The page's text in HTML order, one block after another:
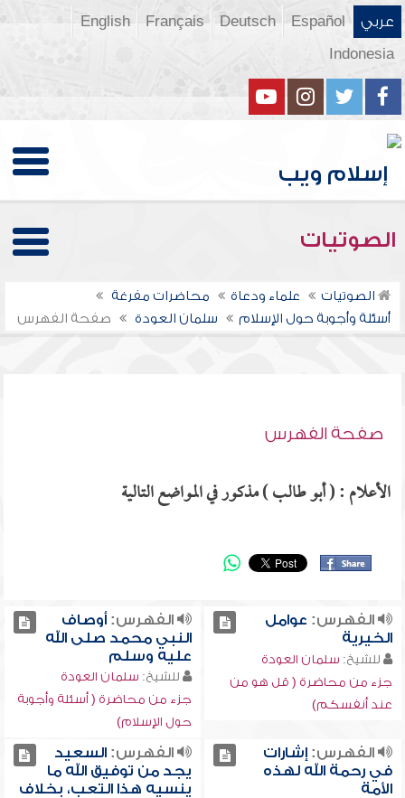
عربي Español
Deutsch
Français
English
Indonesia
الصوتيات
الصوتيات علماء ودعاة
محاضرات مفرغة
أسئلة وأجوبة حول الإسلام
سلمان العودة صفحة الفهرس
صفحة الفهرس
الأعلام : ( أبو طالب ) مذكور في المواضع التالية
الفهرس: عوامل
الخيرية
للشيخ: سلمان العودة
جزء من محاضرة ( قل هو من
عند أنفسكم)
الفهرس:أوصاف
النبي محمد صلى الله
عليه وسلم
للشيخ: سلمان العودة
جزء من محاضرة ( أسئلة وأجوبة
حول الإسلام)
الفهرس:إشارات
في رحمة الله لهذه
الأمة
الفهرس:السعيد
يجد من توفيق الله ما
ينسيه هذا التعب، بخلاف